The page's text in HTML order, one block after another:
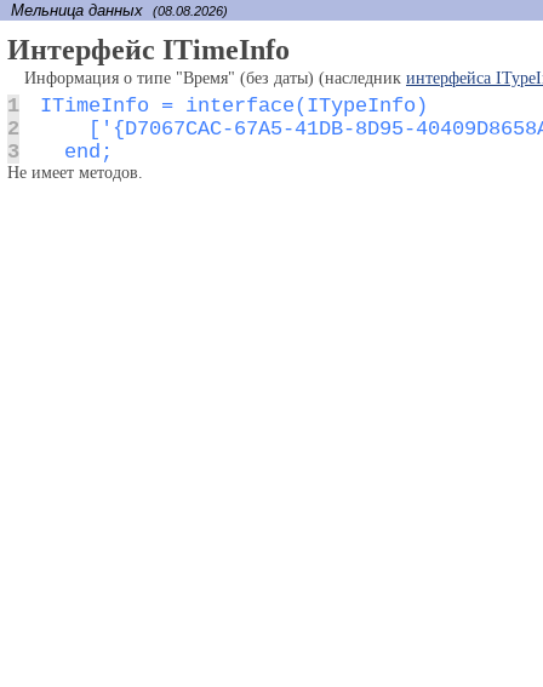
Мельница данных (08.08.2026)
Интерфейс ITimeInfo
Информация о типе "Время" (без даты) (наследник интерфейса
1
2
3
  end;
Не имеет методов.